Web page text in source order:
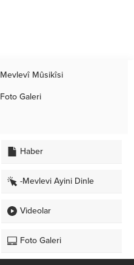
Mevlevî Mûsikîsi
Foto Galeri
Haber
-Mevlevi Ayini Dinle
Videolar
Foto Galeri